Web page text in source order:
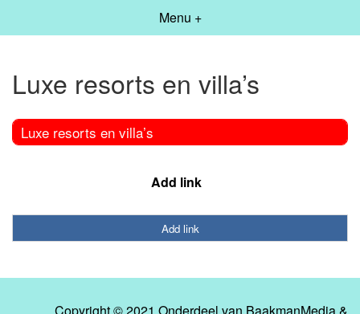
Menu +
Luxe resorts en villa’s
Luxe resorts en villa’s
Add link
Add link